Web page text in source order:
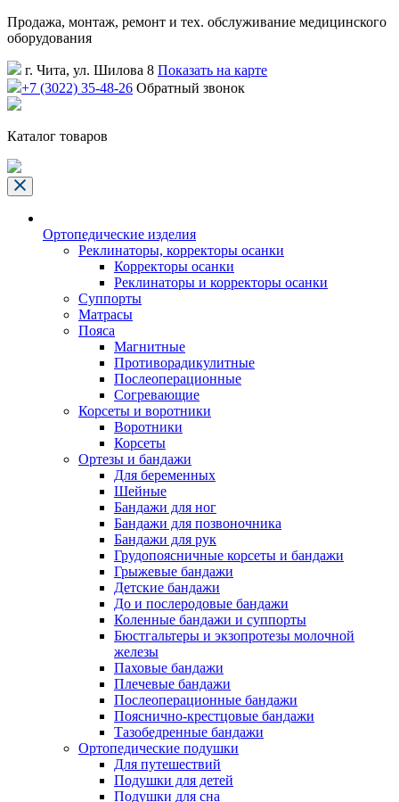
Продажа, монтаж, ремонт и тех. обслуживание медицинского
оборудования
г. Чита, ул. Шилова 8 Показать на карте
+7 (3022) 35-48-26 Обратный звонок
Каталог товаров
Ортопедические изделия
Реклинаторы, корректоры осанки
Корректоры осанки
Реклинаторы и корректоры осанки
Суппорты
Матрасы
Пояса
Магнитные
Противорадикулитные
Послеоперационные
Согревающие
Корсеты и воротники
Воротники
Корсеты
Ортезы и бандажи
Для беременных
Шейные
Бандажи для ног
Бандажи для позвоночника
Бандажи для рук
Грудопоясничные корсеты и бандажи
Грыжевые бандажи
Детские бандажи
До и послеродовые бандажи
Коленные бандажи и суппорты
Бюстгальтеры и экзопротезы молочной
железы
Паховые бандажи
Плечевые бандажи
Послеоперационные бандажи
Пояснично-крестцовые бандажи
Тазобедренные бандажи
Ортопедические подушки
Для путешествий
Подушки для детей
Подушки для сна